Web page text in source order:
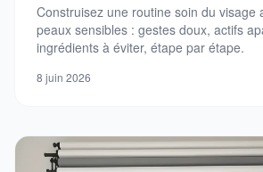
Construisez une routine soin du visage
peaux sensibles : gestes doux, actifs
ingrédients à éviter, étape par étape.
8 juin 2026